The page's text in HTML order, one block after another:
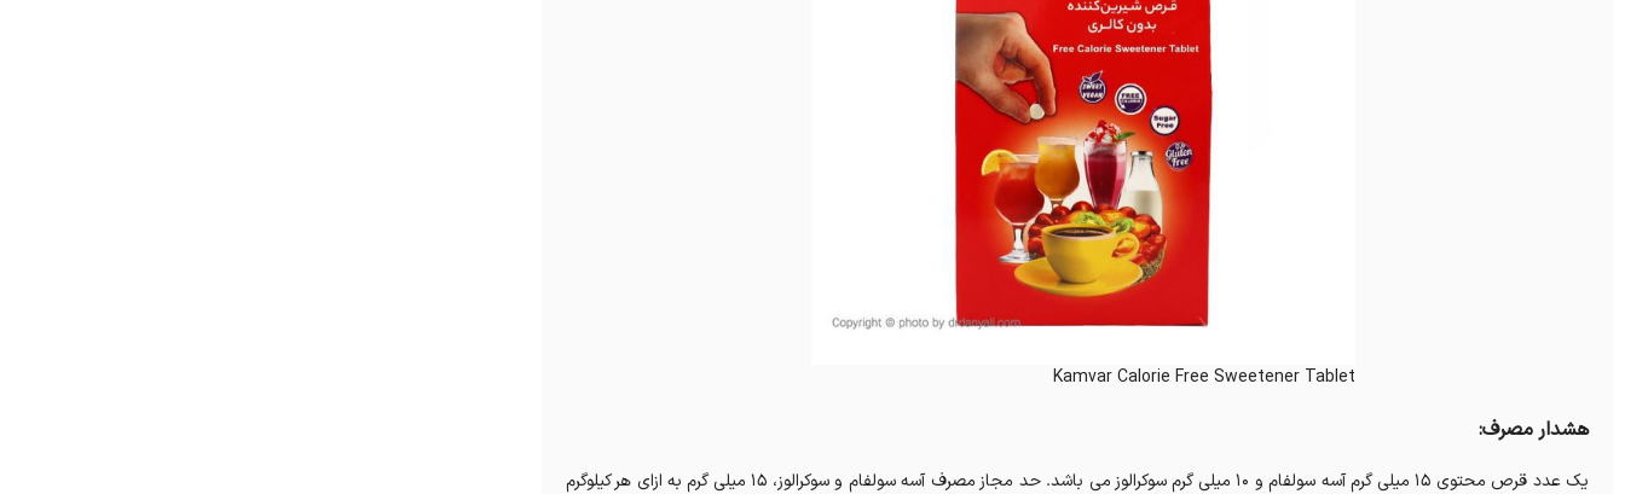
Kamvar Calorie Free Sweetener Tablet
هشدار مصرف:
یک عدد قرص محتوی 15 میلی گرم آسه سولفام و 10 میلی گرم سوکرالوز می باشد. حد مجاز مصرف آسه سولفام و سوکرالوز، 15 میلی گرم به ازای هر کیلوگرم